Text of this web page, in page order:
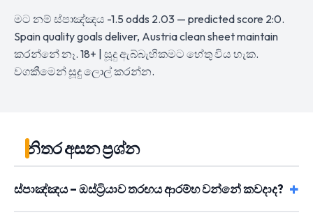
මට නම් ස්පාඤ්ඤය -1.5 odds 2.03 — predicted score 2:0.
Spain quality goals deliver, Austria clean sheet maintain
කරන්නේ නෑ. 18+ | සූදු ඇබ්බැහිකමට හේතු විය හැක.
වගකීමෙන් සූදු ලොල් කරන්න.
නිතර අසන ප්‍රශ්න
ස්පාඤ්ඤය – ඔස්ට්‍රියාව තරඟය ආරම්භ වන්නේ කවදාද?